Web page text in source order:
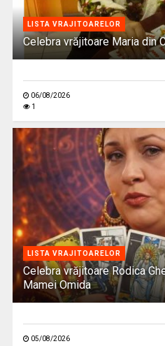
LISTA VRAJITOARELOR
Celebra vrăjitoare Maria din
06/08/2026
1
LISTA VRAJITOARELOR
Celebra vrăjitoare Rodica
Mamei Omida
05/08/2026